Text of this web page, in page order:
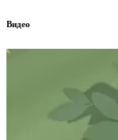
Видео